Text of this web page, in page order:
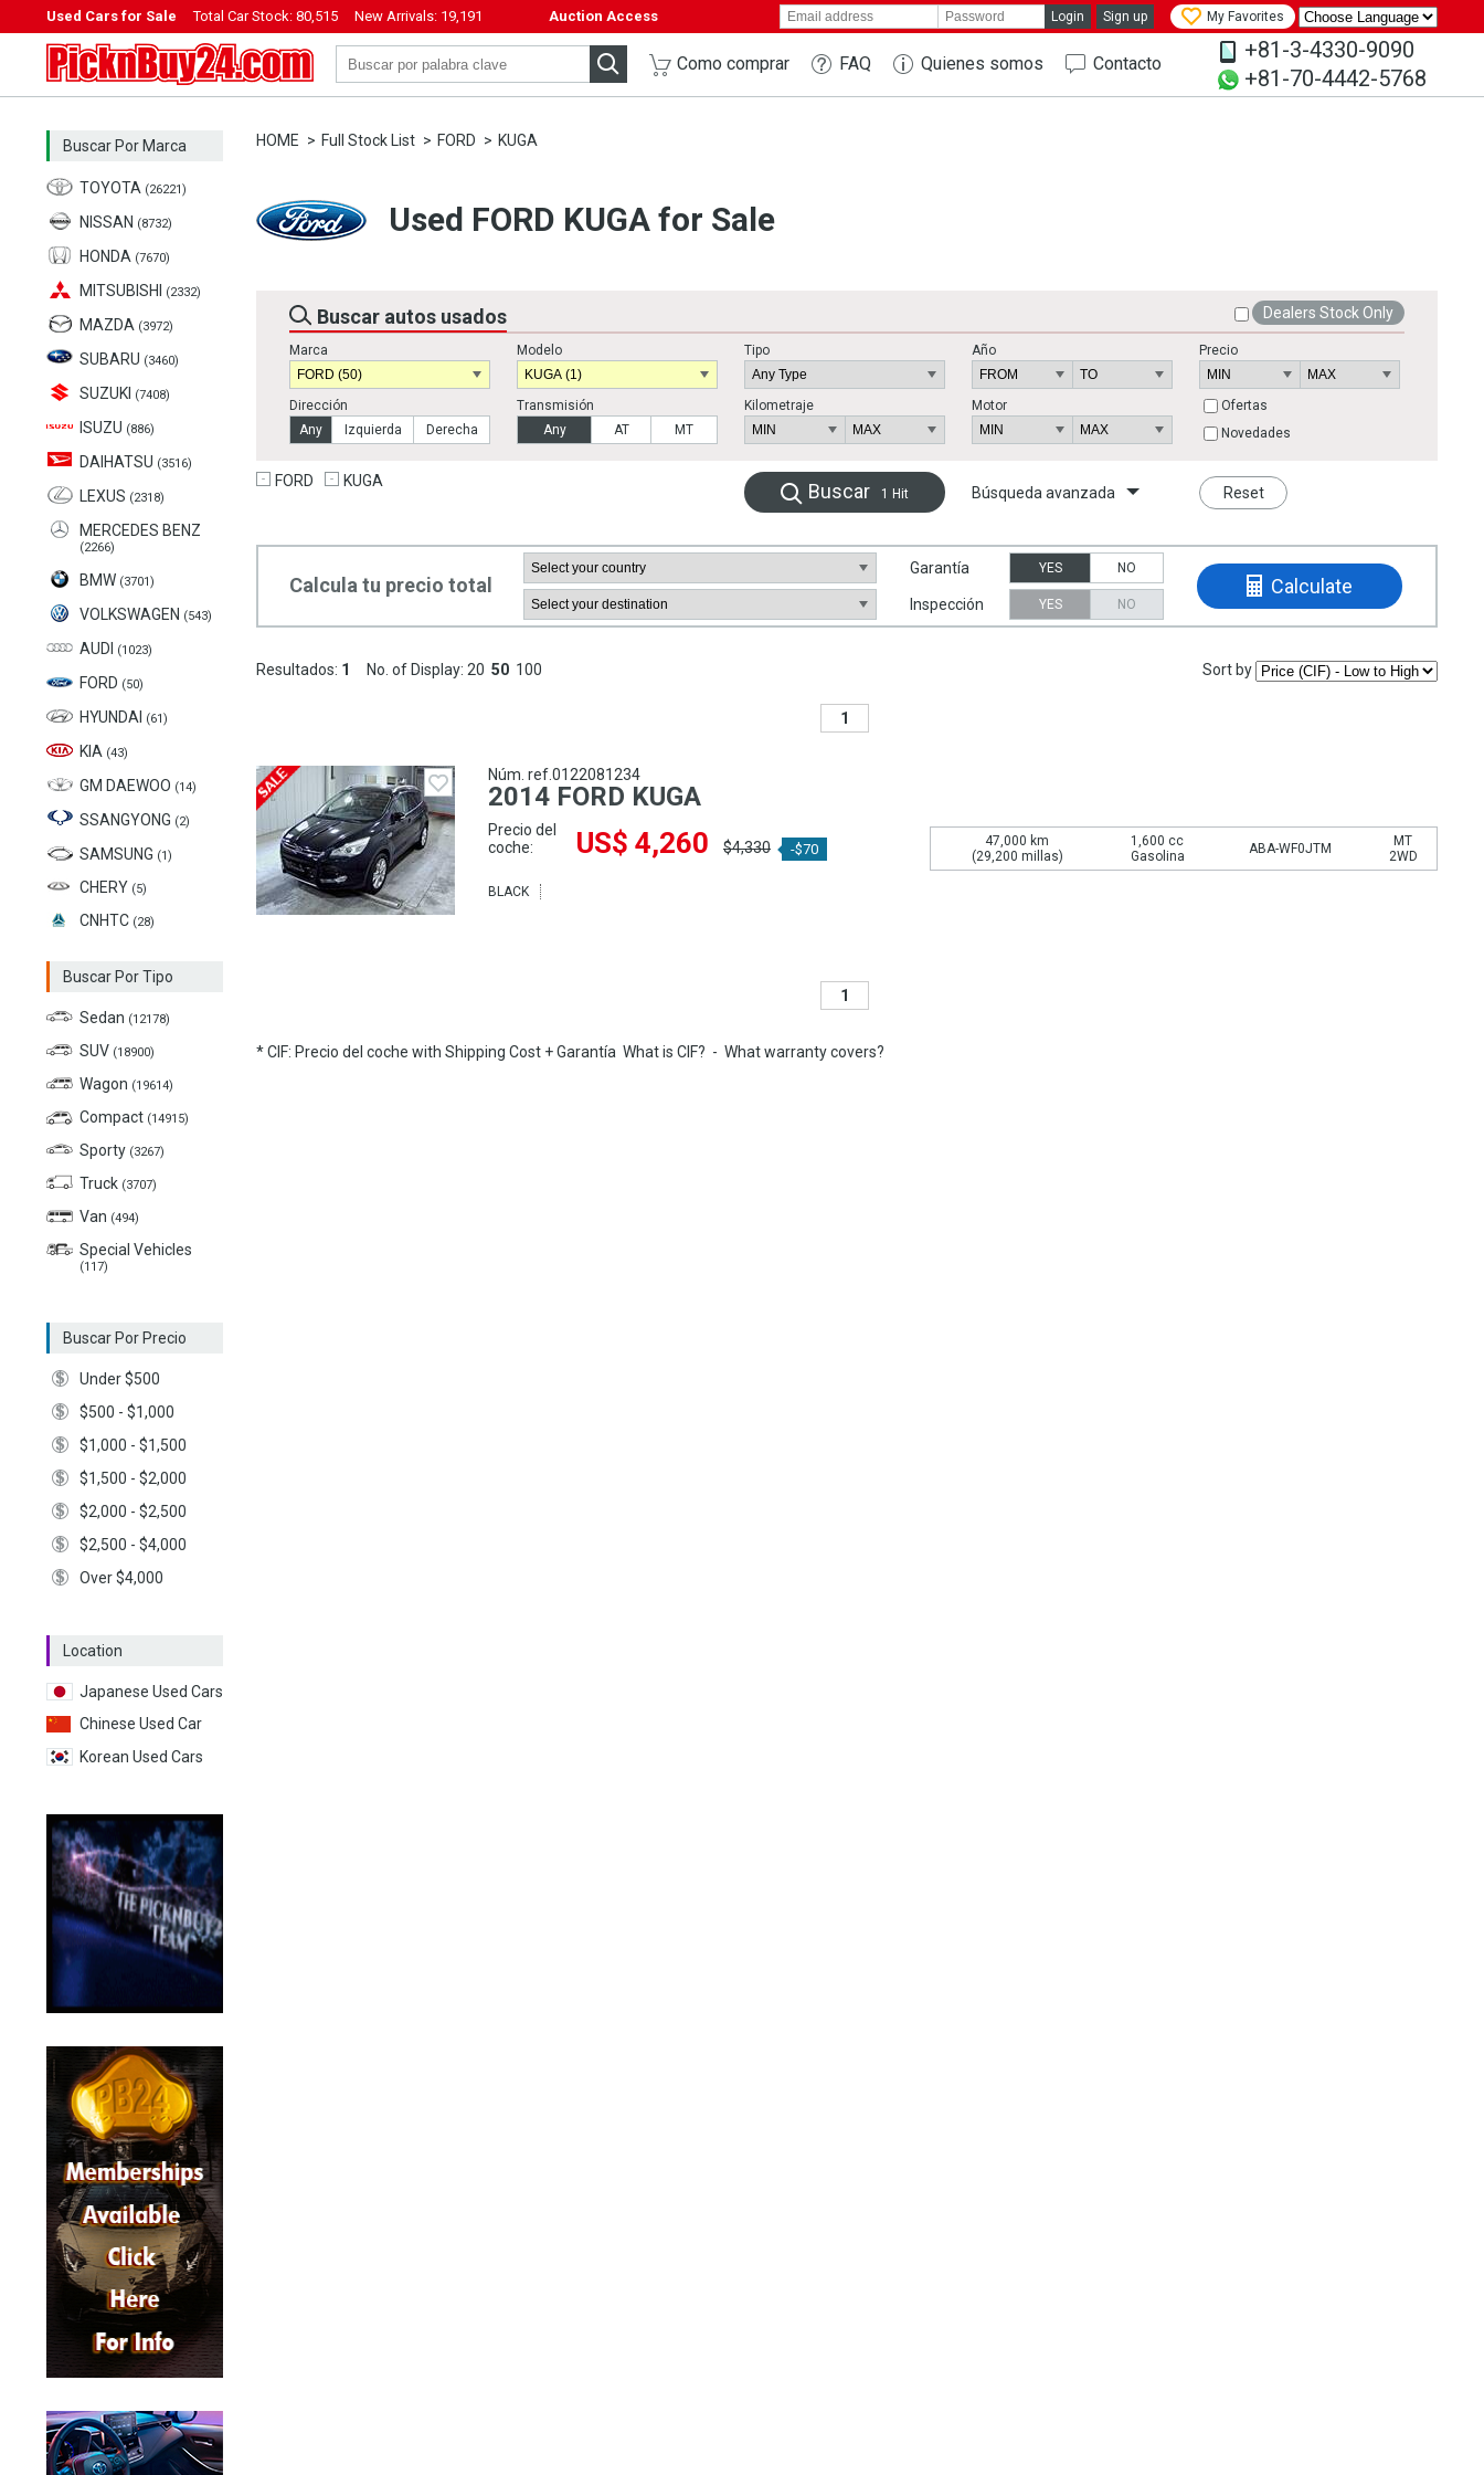
Used Cars for Sale Total Car Stock: 80,515 New Arrivals: 19,191 Auction Access Login Sign up My Favorites
PicknBuy24.com
Como comprar FAQ Quienes somos Contacto
+81-3-4330-9090
+81-70-4442-5768
Buscar Por Marca
TOYOTA (26221)
NISSAN (8732)
HONDA (7670)
MITSUBISHI (2332)
MAZDA (3972)
SUBARU (3460)
SUZUKI (7408)
ISUZU (886)
DAIHATSU (3516)
LEXUS (2318)
MERCEDES BENZ
(2266)
BMW (3701)
VOLKSWAGEN (543)
AUDI (1023)
FORD (50)
HYUNDAI (61)
KIA (43)
GM DAEWOO (14)
SSANGYONG (2)
SAMSUNG (1)
CHERY (5)
CNHTC (28)
Buscar Por Tipo
Sedan (12178)
SUV (18900)
Wagon (19614)
Compact (14915)
Sporty (3267)
Truck (3707)
Van (494)
Special Vehicles
(117)
Buscar Por Precio
Under $500
$500 - $1,000
$1,000 - $1,500
$1,500 - $2,000
$2,000 - $2,500
$2,500 - $4,000
Over $4,000
Location
Japanese Used Cars
Chinese Used Car
Korean Used Cars
HOME Full Stock List FORD KUGA
Used FORD KUGA for Sale
Buscar autos usados Dealers Stock Only
Marca Modelo Tipo Año Precio
Dirección
Any
Izquierda Derecha
Transmisión
Any
AT MT
Kilometraje Motor
Ofertas
Novedades
FORD KUGA Buscar 1 Hit Búsqueda avanzada Reset
Calcula tu precio total
Garantía YES NO
Inspección YES NO
Calculate
Resultados: 1 No. of Display: 20 50 100 Sort by
1
Núm. ref.0122081234
2014 FORD KUGA
Precio del
coche:
US$ 4,260 $4,330 -$70
47,000 km
(29,200 millas)
1,600 cc
Gasolina
ABA-WF0JTM
MT
2WD
BLACK
1
* CIF: Precio del coche with Shipping Cost + Garantía What is CIF? - What warranty covers?